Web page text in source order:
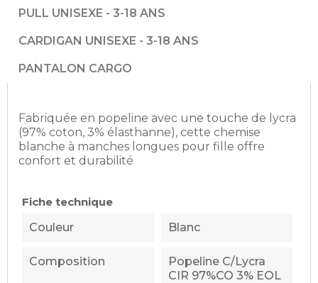
PULL UNISEXE - 3-18 ANS
CARDIGAN UNISEXE - 3-18 ANS
PANTALON CARGO
Fabriquée en popeline avec une touche de lycra
(97% coton, 3% élasthanne), cette chemise
blanche à manches longues pour fille offre
confort et durabilité
Fiche technique
Couleur
Blanc
Composition
Popeline C/lycra
CIR 97%CO 3% EOL